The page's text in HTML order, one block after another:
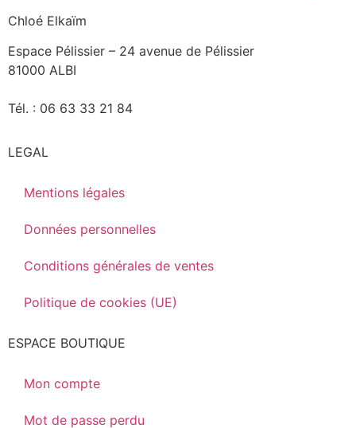
Chloé Elkaïm
Espace Pélissier – 24 avenue de Pélissier
81000 ALBI
Tél. : 06 63 33 21 84
LEGAL
Mentions légales
Données personnelles
Conditions générales de ventes
Politique de cookies (UE)
ESPACE BOUTIQUE
Mon compte
Mot de passe perdu